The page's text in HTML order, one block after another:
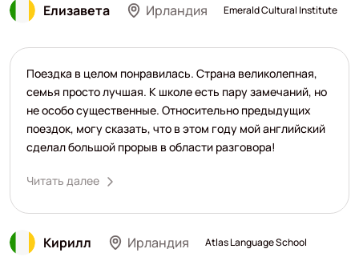
Елизавета Ирландия Emerald Cultural Institute
Кирилл Ирландия Atlas Language School
Поездка в целом понравилась. Страна великолепная,
семья просто лучшая. К школе есть пару замечаний, но
не особо существенные. Относительно предыдущих
поездок, могу сказать, что в этом году мой английский
сделал большой прорыв в области разговора!
Читать далее